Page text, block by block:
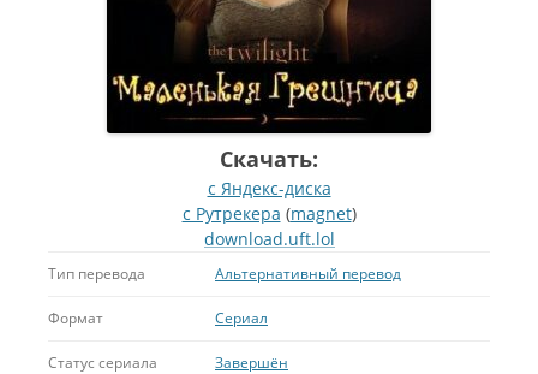
Скачать:
с Яндекс-диска
с Рутрекера (magnet)
download.uft.lol
Тип перевода Альтернативный перевод
Формат Сериал
Статус сериала Завершён